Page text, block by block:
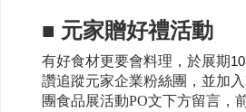
■ 元家贈好禮活動
有好食材更要會料理，於展期
讚追蹤元家企業粉絲團，並加
團食品展活動PO文下方留言，